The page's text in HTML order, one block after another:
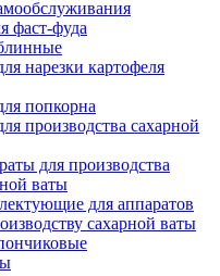
фаст-фуда
нарезки картофеля
попкорна
производства сахарной
для производства
ваты
для аппаратов
сахарной ваты